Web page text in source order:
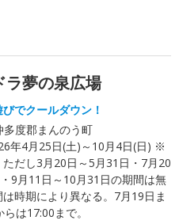
ラ夢の泉広場
でクールダウン！
多度郡まんのう町
年4月25日(土)～10月4日(日) ※
ただし3月20日～5月31日・7月20
9月11日～10月31日の期間は無
時期により異なる。7月19日ま
は17:00まで。